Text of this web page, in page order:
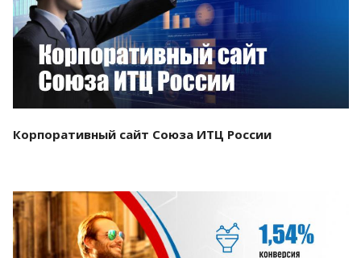
Корпоративный сайт Союза ИТЦ России